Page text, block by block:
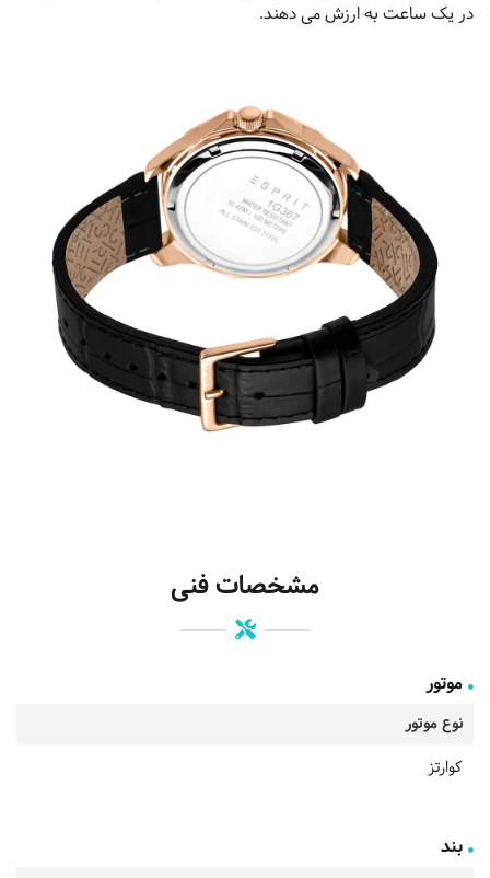
در یک ساعت به ارزش می دهند.
مشخصات فنی
موتور
نوع موتور
کوارتز
بند